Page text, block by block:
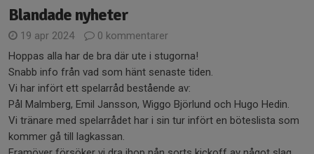
Blandade nyheter
19 apr 2024
0 kommentarer
Hoppas alla har de bra där ute i stugorna!
Snabb info från vad som hänt senaste tiden.
Vi har infört ett spelarråd bestående av:
Pål Malmberg, Emil Jansson, Wiggo Björlund och Hugo Hedin.
Vi tränare med spelarrådet har i sin tur infört en böteslista som
kommer gå till lagkassan.